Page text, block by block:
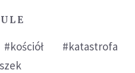
#kościół
#katastrofa